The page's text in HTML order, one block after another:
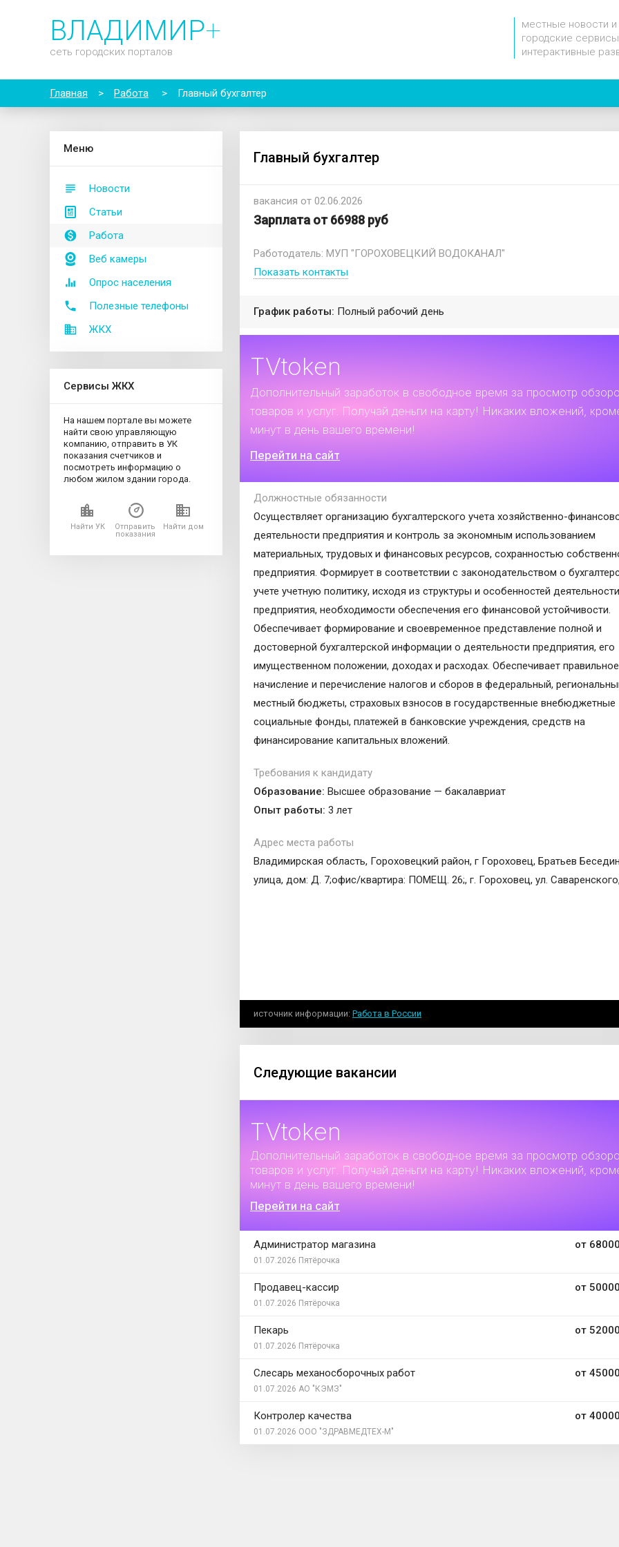
ВЛАДИМИР+
сеть городских порталов
местные новости
городские
интерактивные
Главная > Работа > Главный бухгалтер
Меню
Новости
Статьи
Работа
Веб камеры
Опрос населения
Полезные телефоны
ЖКХ
Сервисы ЖКХ
На нашем портале вы можете
найти свою управляющую
компанию, отправить в УК
показания счетчиков и
посмотреть информацию о
любом жилом здании города.
Найти УК
Отправить
показания
Найти дом
Главный бухгалтер
вакансия от 02.06.2026
Зарплата от 66988 руб
Работодатель: МУП "ГОРОХОВЕЦКИЙ ВОДОКАНАЛ"
Показать контакты
График работы: Полный рабочий день
TVtoken
Дополнительный заработок в свободное время за просмотр
товаров и услуг. Получай деньги на карту! Никаких вложений,
минут в день вашего времени!
Перейти на сайт
Должностные обязанности
Осуществляет организацию бухгалтерского учета хозяйственно-
деятельности предприятия и контроль за экономным использованием
материальных, трудовых и финансовых ресурсов, сохранностью
предприятия. Формирует в соответствии с законодательством о
учете учетную политику, исходя из структуры и особенностей деятельности
предприятия, необходимости обеспечения его финансовой устойчивости.
Обеспечивает формирование и своевременное представление полной и
достоверной бухгалтерской информации о деятельности предприятия, его
имущественном положении, доходах и расходах. Обеспечивает правильное
начисление и перечисление налогов и сборов в федеральный,
местный бюджеты, страховых взносов в государственные внебюджетные
социальные фонды, платежей в банковские учреждения, средств на
финансирование капитальных вложений.
Требования к кандидату
Образование: Высшее образование — бакалавриат
Опыт работы: 3 лет
Адрес места работы
Владимирская область, Гороховецкий район, г Гороховец, Братьев
улица, дом: Д. 7;офис/квартира: ПОМЕЩ. 26;, г. Гороховец, ул.
источник информации Работа в России
Следующие вакансии
TVtoken
Дополнительный заработок в свободное время за просмотр
товаров и услуг. Получай деньги на карту! Никаких вложений,
минут в день вашего времени!
Перейти на сайт
от
Администратор магазина
01.07.2026 Пятёрочка
от
Продавец-кассир
01.07.2026 Пятёрочка
от
Пекарь
01.07.2026 Пятёрочка
от
Слесарь механосборочных работ
01.07.2026 АО "КЭМЗ"
от
Контролер качества
01.07.2026 ООО "ЗДРАВМЕДТЕХ-М"